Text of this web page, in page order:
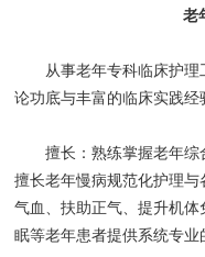
老
从事老年专科临床护理
论功底与丰富的临床实践经
擅长：熟练掌握老年综
擅长老年慢病规范化护理
气血、扶助正气、提升机
眠等老年患者提供系统专业